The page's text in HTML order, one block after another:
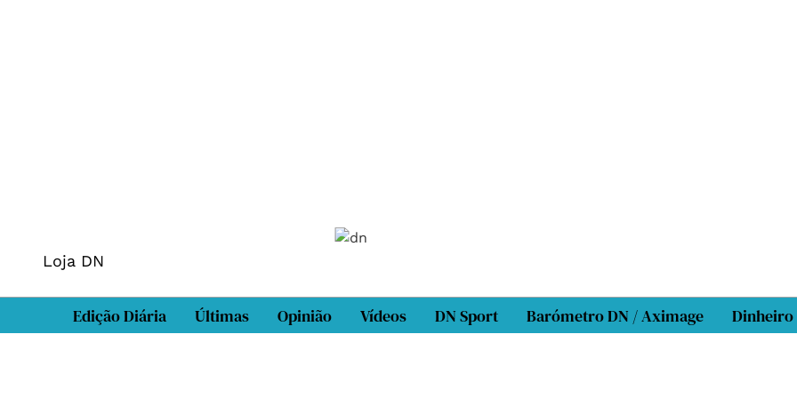
Loja DN
Edição Diária Últimas Opinião Vídeos DN Sport Barómetro DN / Aximage Dinheiro